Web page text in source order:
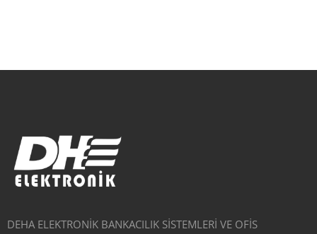
DEHA ELEKTRONİK BANKACILIK SİSTEMLERİ VE OFİS